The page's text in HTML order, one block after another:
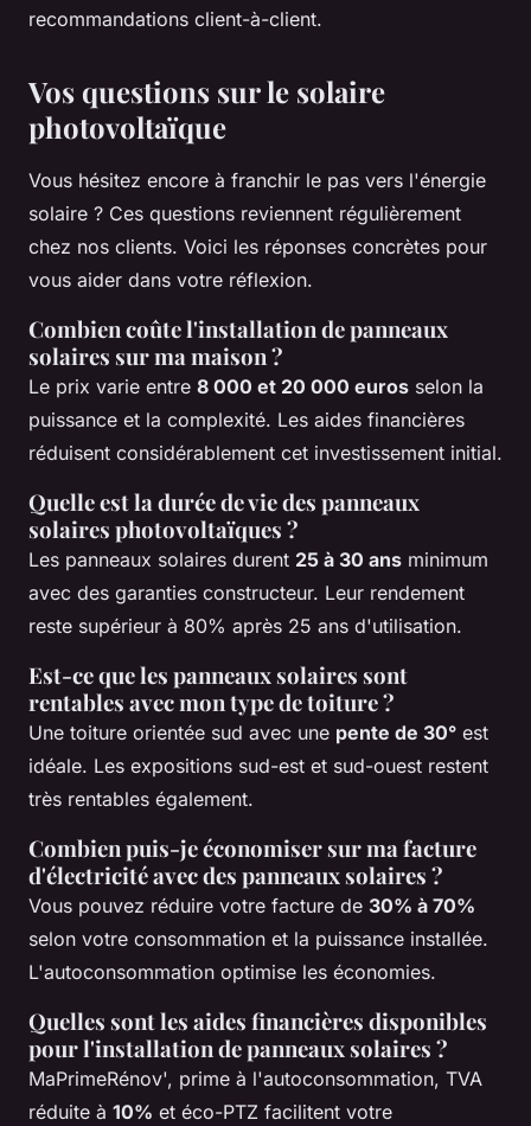
recommandations client-à-client.
Vos questions sur le solaire
photovoltaïque
Vous hésitez encore à franchir le pas vers l'énergie
solaire ? Ces questions reviennent régulièrement
chez nos clients. Voici les réponses concrètes pour
vous aider dans votre réflexion.
Combien coûte l'installation de panneaux
solaires sur ma maison ?
Le prix varie entre 8 000 et 20 000 euros selon la
puissance et la complexité. Les aides financières
réduisent considérablement cet investissement initial.
Quelle est la durée de vie des panneaux
solaires photovoltaïques ?
Les panneaux solaires durent 25 à 30 ans minimum
avec des garanties constructeur. Leur rendement
reste supérieur à 80% après 25 ans d'utilisation.
Est-ce que les panneaux solaires sont
rentables avec mon type de toiture ?
Une toiture orientée sud avec une pente de 30° est
idéale. Les expositions sud-est et sud-ouest restent
très rentables également.
Combien puis-je économiser sur ma facture
d'électricité avec des panneaux solaires ?
Vous pouvez réduire votre facture de 30% à 70%
selon votre consommation et la puissance installée.
L'autoconsommation optimise les économies.
Quelles sont les aides financières disponibles
pour l'installation de panneaux solaires ?
MaPrimeRénov', prime à l'autoconsommation, TVA
réduite à 10% et éco-PTZ facilitent votre